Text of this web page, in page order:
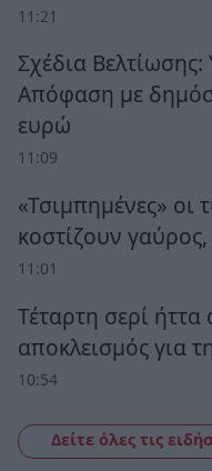
11:21
Σχέδια
Απόφαση με
ευρώ
11:09
«Τσιμπημένες»
κοστίζουν
11:01
Τέταρτη σερί
αποκλεισμός για
10:54
Δείτε όλες τις